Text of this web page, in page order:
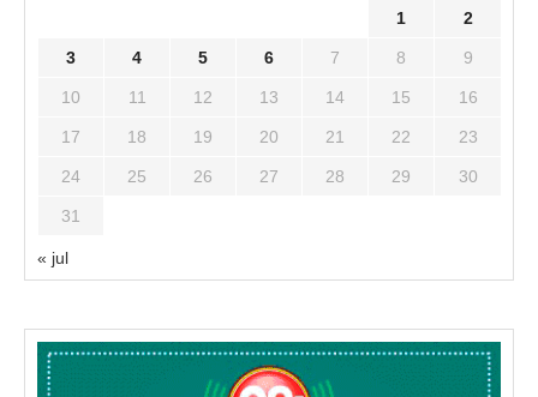
1 2
3 4 5 6 7 8 9
10 11 12 13 14 15 16
17 18 19 20 21 22 23
24 25 26 27 28 29 30
31
« jul